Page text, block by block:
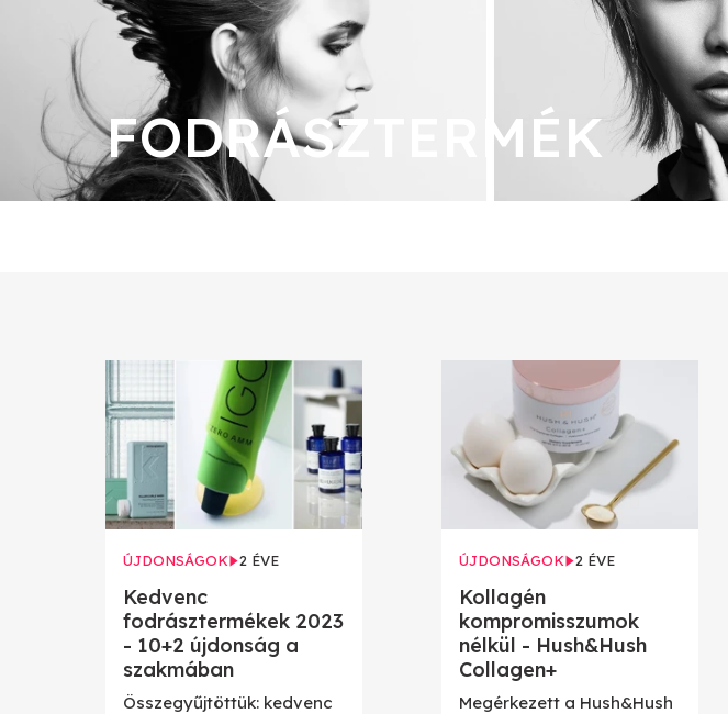
FODRÁSZTERMÉK
ÚJDONSÁGOK 2 ÉVE
Kedvenc
fodrásztermékek 2023
- 10+2 újdonság a
szakmában
Összegyűjtöttük: kedvenc
ÚJDONSÁGOK 2 ÉVE
Kollagén
kompromisszumok
nélkül - Hush&Hush
Collagen+
Megérkezett a Hush&Hush